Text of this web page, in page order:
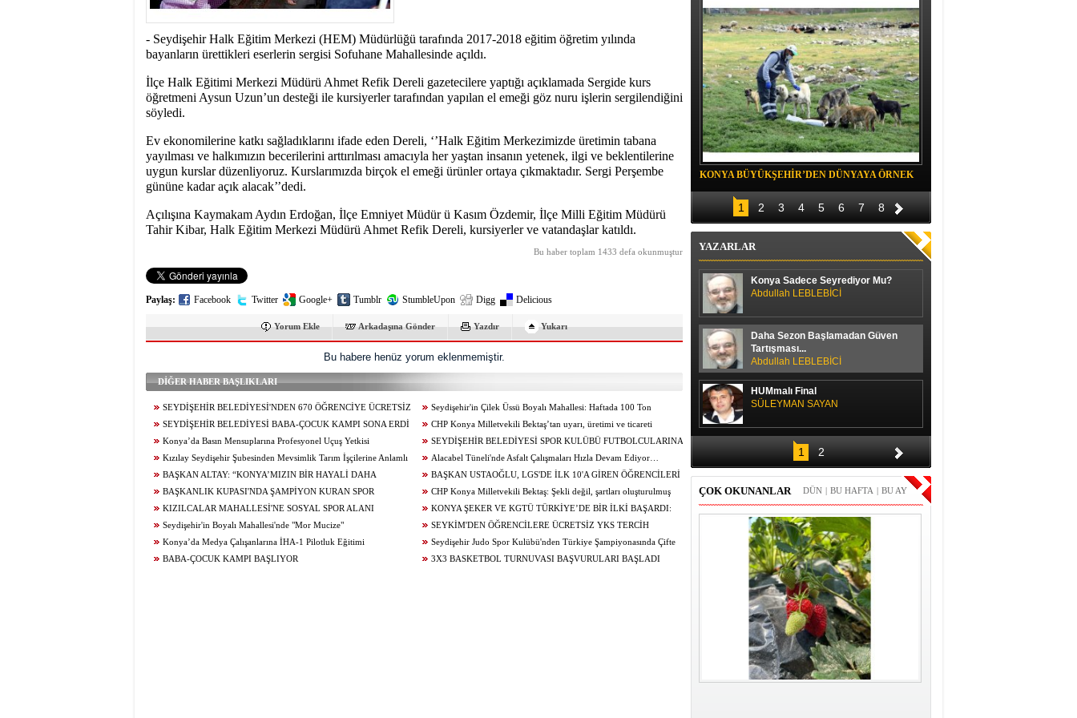
15:31- Seydişehir'in Boyalı Mahallesi'nde "Mor Mucize"
- Seydişehir Halk Eğitim Merkezi (HEM) Müdürlüğü tarafında 2017-2018 eğitim öğretim yılında
bayanların ürettikleri eserlerin sergisi Sofuhane Mahallesinde açıldı.
İlçe Halk Eğitimi Merkezi Müdürü Ahmet Refik Dereli gazetecilere yaptığı açıklamada Sergide kurs
öğretmeni Aysun Uzun’un desteği ile kursiyerler tarafından yapılan el emeği göz nuru işlerin sergilendiğini
söyledi.
Ev ekonomilerine katkı sağladıklarını ifade eden Dereli, ‘’Halk Eğitim Merkezimizde üretimin tabana
yayılması ve halkımızın becerilerini arttırılması amacıyla her yaştan insanın yetenek, ilgi ve beklentilerine
uygun kurslar düzenliyoruz. Kurslarımızda birçok el emeği ürünler ortaya çıkmaktadır. Sergi Perşembe
gününe kadar açık alacak’’dedi.
Açılışına Kaymakam Aydın Erdoğan, İlçe Emniyet Müdür ü Kasım Özdemir, İlçe Milli Eğitim Müdürü
Tahir Kibar, Halk Eğitim Merkezi Müdürü Ahmet Refik Dereli, kursiyerler ve vatandaşlar katıldı.
Bu haber toplam 1433 defa okunmuştur
Paylaş: Facebook Twitter Google+ Tumblr StumbleUpon Digg Delicious
Yorum Ekle Arkadaşına Gönder Yazdır Yukarı
Bu habere henüz yorum eklenmemiştir.
DİĞER HABER BAŞLIKLARI
SEYDİŞEHİR BELEDİYESİ'NDEN 670 ÖĞRENCİYE ÜCRETSİZ
TERCİH DANIŞMANLIĞI
Seydişehir'in Çilek Üssü Boyalı Mahallesi: Haftada 100 Ton
Üretim...
SEYDİŞEHİR BELEDİYESİ BABA-ÇOCUK KAMPI SONA ERDİ
CHP Konya Milletvekili Bektaş’tan uyarı, üretimi ve ticareti
canlandıracak adımlar gecikmeden atılmalıdır
Konya’da Basın Mensuplarına Profesyonel Uçuş Yetkisi
SEYDİŞEHİR BELEDİYESİ SPOR KULÜBÜ FUTBOLCULARINA
BAŞAKŞEHİR ‘DEN DAVET
Kızılay Seydişehir Şubesinden Mevsimlik Tarım İşçilerine Anlamlı
Ziyaret
Alacabel Tüneli'nde Asfalt Çalışmaları Hızla Devam Ediyor…
BAŞKAN ALTAY: “KONYA’MIZIN BİR HAYALİ DAHA
GERÇEKLEŞİYOR. AĞIR BAKIM'DA BÜYÜK TAŞINMA BAŞLADI”
BAŞKAN USTAOĞLU, LGS'DE İLK 10'A GİREN ÖĞRENCİLERİ
ÖDÜLLENDİRDİ
BAŞKANLIK KUPASI'NDA ŞAMPİYON KURAN SPOR
CHP Konya Milletvekili Bektaş: Şekli değil, şartları oluşturulmuş
bir öğrenci affı istiyoruz
KIZILCALAR MAHALLESİ'NE SOSYAL SPOR ALANI
KAZANDIRILDI
KONYA ŞEKER VE KGTÜ TÜRKİYE’DE BİR İLKİ BAŞARDI:
Seydişehir'in Boyalı Mahallesi'nde "Mor Mucize"
SEYKİM'DEN ÖĞRENCİLERE ÜCRETSİZ YKS TERCİH
DANIŞMANLIĞI
Konya’da Medya Çalışanlarına İHA-1 Pilotluk Eğitimi
Seydişehir Judo Spor Kulübü'nden Türkiye Şampiyonasında Çifte
Madalya
BABA-ÇOCUK KAMPI BAŞLIYOR 3X3 BASKETBOL TURNUVASI BAŞVURULARI BAŞLADI
KONYA BÜYÜKŞEHİR’DEN DÜNYAYA ÖRNEK
PROJE
1 2 3 4 5 6 7 8
YAZARLAR
Konya Sadece Seyrediyor Mu?
Abdullah LEBLEBİCİ
Daha Sezon Başlamadan Güven
Tartışması...
Abdullah LEBLEBİCİ
HUMmalı Final
SÜLEYMAN SAYAN
SPOR SOHBETİ
H. Yüksel GÜLAY
1 2
ÇOK OKUNANLAR BU AY
|
BU HAFTA
|
DÜN